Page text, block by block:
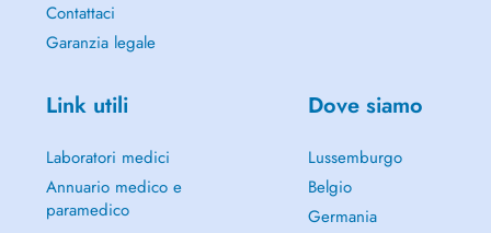
Contattaci
Garanzia legale
Link utili
Laboratori medici
Annuario medico e
paramedico
Dove siamo
Lussemburgo
Belgio
Germania